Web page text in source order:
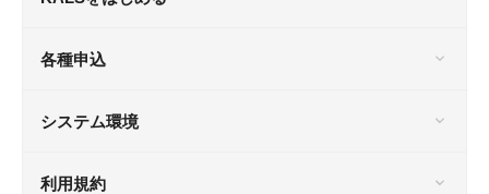
各種申込
システム環境
利用規約